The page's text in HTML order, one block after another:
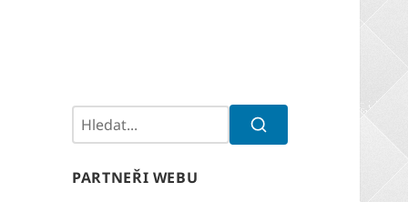
Hledat:
HLEDAT
PARTNEŘI WEBU